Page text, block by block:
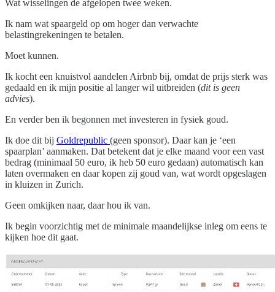
Wat wisselingen de afgelopen twee weken.
Ik nam wat spaargeld op om hoger dan verwachte
belastingrekeningen te betalen.
Moet kunnen.
Ik kocht een knuistvol aandelen Airbnb bij, omdat de prijs sterk was
gedaald en ik mijn positie al langer wil uitbreiden (dit is geen
advies).
En verder ben ik begonnen met investeren in fysiek goud.
Ik doe dit bij Goldrepublic (geen sponsor). Daar kan je ‘een
spaarplan’ aanmaken. Dat betekent dat je elke maand voor een vast
bedrag (minimaal 50 euro, ik heb 50 euro gedaan) automatisch kan
laten overmaken en daar kopen zij goud van, wat wordt opgeslagen
in kluizen in Zurich.
Geen omkijken naar, daar hou ik van.
Ik begin voorzichtig met de minimale maandelijkse inleg om eens te
kijken hoe dit gaat.